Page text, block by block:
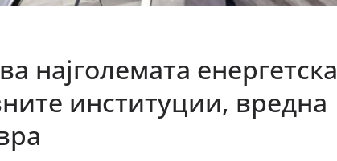
најголемата енергетска
институции, вредна